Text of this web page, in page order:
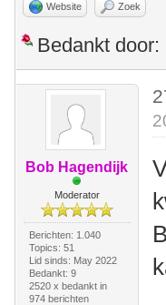
Website Zoek
Bedankt door:
Bob Hagendijk
Moderator
Berichten: 1.040
Topics: 51
Lid sinds: May 2022
Bedankt: 9
2520 x bedankt in
974 berichten